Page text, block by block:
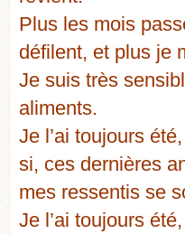
Plus les mois
défilent, et plus je
Je suis très
aliments.
Je l’ai toujours
si, ces dernières
mes ressentis se
Je l’ai toujours